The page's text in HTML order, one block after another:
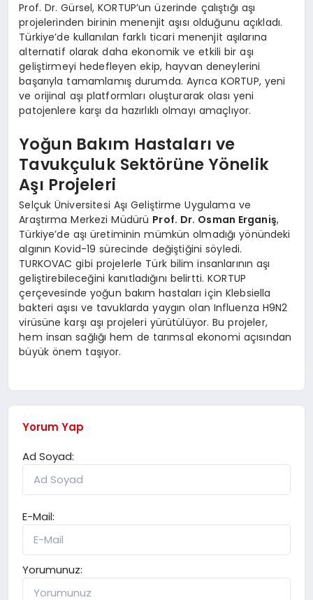
Prof. Dr. Gürsel, KORTUP’un üzerinde çalıştığı aşı
projelerinden birinin menenjit aşısı olduğunu açıkladı.
Türkiye’de kullanılan farklı ticari menenjit aşılarına
alternatif olarak daha ekonomik ve etkili bir aşı
geliştirmeyi hedefleyen ekip, hayvan deneylerini
başarıyla tamamlamış durumda. Ayrıca KORTUP, yeni
ve orijinal aşı platformları oluşturarak olası yeni
patojenlere karşı da hazırlıklı olmayı amaçlıyor.
Yoğun Bakım Hastaları ve
Tavukçuluk Sektörüne Yönelik
Aşı Projeleri
Selçuk Üniversitesi Aşı Geliştirme Uygulama ve
Araştırma Merkezi Müdürü Prof. Dr. Osman Erganiş,
Türkiye’de aşı üretiminin mümkün olmadığı yönündeki
algının Kovid-19 sürecinde değiştiğini söyledi.
TURKOVAC gibi projelerle Türk bilim insanlarının aşı
geliştirebileceğini kanıtladığını belirtti. KORTUP
çerçevesinde yoğun bakım hastaları için Klebsiella
bakteri aşısı ve tavuklarda yaygın olan Influenza H9N2
virüsüne karşı aşı projeleri yürütülüyor. Bu projeler,
hem insan sağlığı hem de tarımsal ekonomi açısından
büyük önem taşıyor.
Yorum Yap
Ad Soyad:
E-Mail:
Yorumunuz: